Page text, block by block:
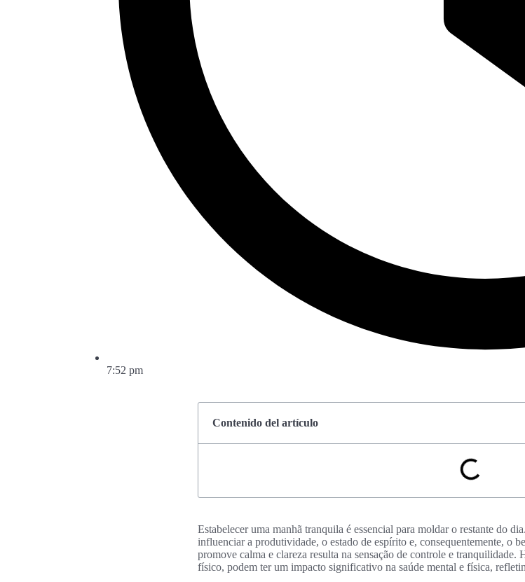
7:52 pm
Contenido del artículo
Estabelecer uma manhã tranquila é essencial para moldar o restante do
influenciar a produtividade, o estado de espírito e, consequentemente, o
promove calma e clareza resulta na sensação de controle e
físico, podem ter um impacto significativo na saúde mental e física,